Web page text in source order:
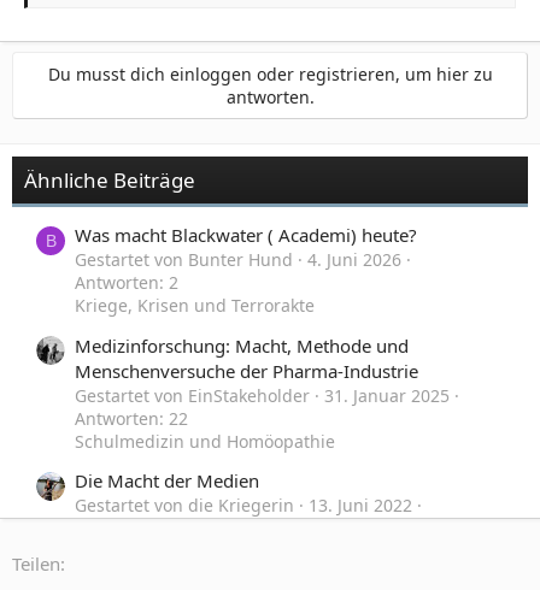
Du musst dich einloggen oder registrieren, um hier zu
antworten.
Ähnliche Beiträge
B Was macht Blackwater ( Academi) heute?
Gestartet von Bunter Hund
4. Juni 2026
Antworten: 2
Kriege, Krisen und Terrorakte
Medizinforschung: Macht, Methode und
Menschenversuche der Pharma-Industrie
Gestartet von EinStakeholder
31. Januar 2025
Antworten: 22
Schulmedizin und Homöopathie
Die Macht der Medien
Gestartet von die Kriegerin
13. Juni 2022
Teilen: